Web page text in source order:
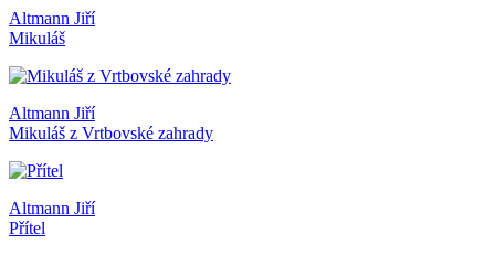
Altmann Jiří
Mikuláš
Altmann Jiří
Mikuláš z Vrtbovské zahrady
Altmann Jiří
Přítel